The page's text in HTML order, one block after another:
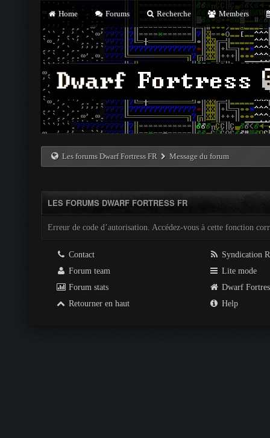
Home Forums Recherche Members
Les forums Dwarf Fortress FR Message du forum
LES FORUMS DWARF FORTRESS FR
Erreur de code d’autorisation. Accédez-vous à cette fonction
Contact
Forum team
Forum stats
Retourner en haut
Syndication
Lite mode
Dwarf
Help